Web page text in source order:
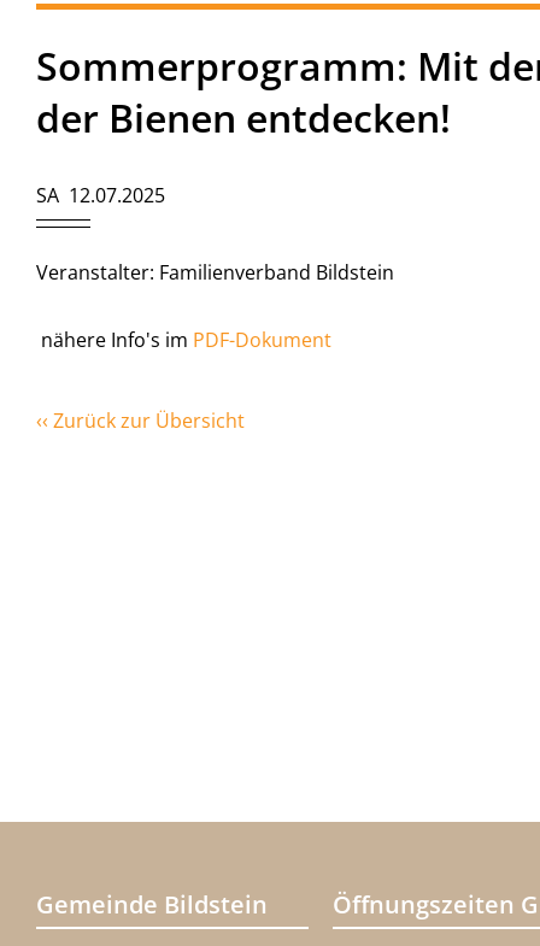
Sommerprogramm: Mit
der Bienen entdecken!
SA 12.07.2025
Veranstalter: Familienverband Bildstein
nähere Info's im PDF-Dokument
‹‹ Zurück zur Übersicht
Gemeinde Bildstein Öffnungszeiten